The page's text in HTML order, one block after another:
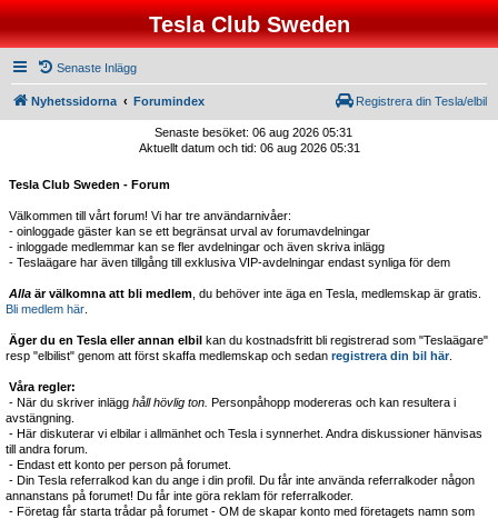
Tesla Club Sweden
Senaste Inlägg
Nyhetssidorna Forumindex Registrera din Tesla/elbil
Senaste besöket: 06 aug 2026 05:31
Aktuellt datum och tid: 06 aug 2026 05:31
Tesla Club Sweden - Forum
Välkommen till vårt forum! Vi har tre användarnivåer:
- oinloggade gäster kan se ett begränsat urval av forumavdelningar
- inloggade medlemmar kan se fler avdelningar och även skriva inlägg
- Teslaägare har även tillgång till exklusiva VIP-avdelningar endast synliga för dem
Alla är välkomna att bli medlem , du behöver inte äga en Tesla, medlemskap är gratis.
Bli medlem här
Äger du en Tesla eller annan elbil kan du kostnadsfritt bli registrerad som "Teslaägare"
resp "elbilist" genom att först skaffa medlemskap och sedan registrera din bil här.
Våra regler:
- När du skriver inlägg håll hövlig ton. Personpåhopp modereras och kan resultera i
avstängning.
- Här diskuterar vi elbilar i allmänhet och Tesla i synnerhet. Andra diskussioner hänvisas
till andra forum.
- Endast ett konto per person på forumet.
- Din Tesla referralkod kan du ange i din profil. Du får inte använda referralkoder någon
annanstans på forumet! Du får inte göra reklam för referralkoder.
- Företag får starta trådar på forumet - OM de skapar konto med företagets namn som